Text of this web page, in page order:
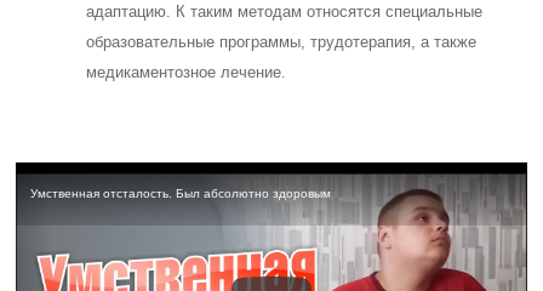
адаптацию. К таким методам относятся специальные
образовательные программы, трудотерапия, а также
медикаментозное лечение.
Умственная отсталость. Был абсолютно здоровым